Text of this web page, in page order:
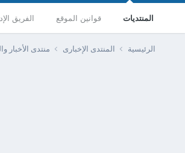
المنتديات قوانين الموقع الفريق
الرئيسية المنتدى الإخبارى منتدى الأخبار